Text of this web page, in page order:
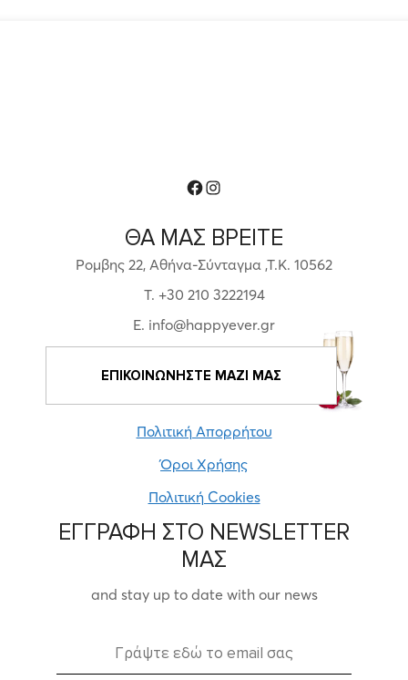
ΘΑ ΜΑΣ ΒΡΕΙΤΕ
Ρομβης 22, Αθήνα-Σύνταγμα ,Τ.Κ. 10562
T. +30 210 3222194
E. info@happyever.gr
ΕΠΙΚΟΙΝΩΝΗΣΤΕ ΜΑΖΙ ΜΑΣ
Πολιτική Απορρήτου
Όροι Χρήσης
Πολιτική Cookies
Facebook
Instagram
ΕΓΓΡΑΦΗ ΣΤΟ NEWSLETTER
ΜΑΣ
and stay up to date with our news